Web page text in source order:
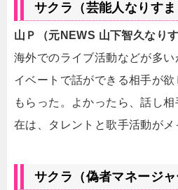
サクラ（芸能人なりすま
山Ｐ（元NEWS 山下智久なり
海外でのライブ活動などが多
イベートで話ができる相手が
もらった。よかったら、話し
在は、タレントと歌手活動がメ
サクラ（偽者マネージャ